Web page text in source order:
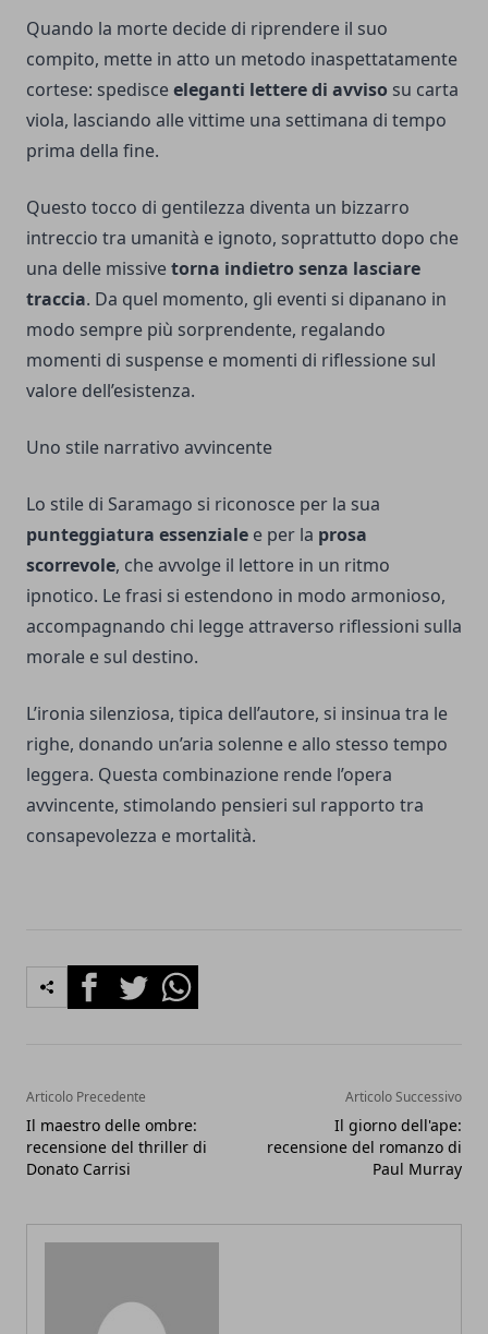
Quando la morte decide di riprendere il suo
compito, mette in atto un metodo inaspettatamente
cortese: spedisceeleganti lettere di avviso su carta
viola, lasciando alle vittime una settimana di tempo
prima della fine.
Questo tocco di gentilezza diventa un bizzarro
intreccio tra umanità e ignoto, soprattutto dopo che
una delle missivetorna indietro senza lasciare
traccia. Da quel momento, gli eventi si dipanano in
modo sempre più sorprendente, regalando
momenti di suspense e momenti di riflessione sul
valore dell’esistenza.
Uno stile narrativo avvincente
Lo stile di Saramago si riconosce per la sua
punteggiatura essenziale e per la prosa
scorrevole, che avvolge il lettore in un ritmo
ipnotico. Le frasi si estendono in modo armonioso,
accompagnando chi legge attraverso riflessioni sulla
morale e sul destino.
L’ironia silenziosa, tipica dell’autore, si insinua tra le
righe, donando un’aria solenne e allo stesso tempo
leggera. Questa combinazione rende l’opera
avvincente, stimolando pensieri sul rapporto tra
consapevolezza e mortalità.
FacebookTwitterWhatsapp
Articolo Precedente
Il maestro delle ombre:
recensione del thriller di
Donato Carrisi
Articolo Successivo
Il giorno dell'ape:
recensione del romanzo di
Paul Murray